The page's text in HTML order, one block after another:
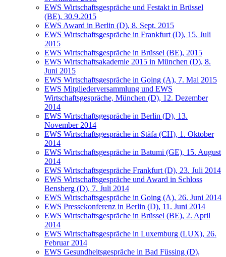
EWS Wirtschaftsgespräche und Festakt in Brüssel
(BE), 30.9.2015
EWS Award in Berlin (D), 8. Sept. 2015
EWS Wirtschaftsgespräche in Frankfurt (D), 15. Juli
2015
EWS Wirtschaftsgespräche in Brüssel (BE), 2015
EWS Wirtschaftsakademie 2015 in München (D), 8.
Juni 2015
EWS Wirtschaftsgespräche in Going (A), 7. Mai 2015
EWS Mitgliederversammlung und EWS
Wirtschaftsgespräche, München (D), 12. Dezember
2014
EWS Wirtschaftsgespräche in Berlin (D), 13.
November 2014
EWS Wirtschaftsgespräche in Stäfa (CH), 1. Oktober
2014
EWS Wirtschaftsgespräche in Batumi (GE), 15. August
2014
EWS Wirtschaftsgespräche Frankfurt (D), 23. Juli 2014
EWS Wirtschaftsgespräche und Award in Schloss
Bensberg (D), 7. Juli 2014
EWS Wirtschaftsgespräche in Going (A), 26. Juni 2014
EWS Pressekonferenz in Berlin (D), 11. Juni 2014
EWS Wirtschaftsgespräche in Brüssel (BE), 2. April
2014
EWS Wirtschaftsgespräche in Luxemburg (LUX), 26.
Februar 2014
EWS Gesundheitsgespräche in Bad Füssing (D),